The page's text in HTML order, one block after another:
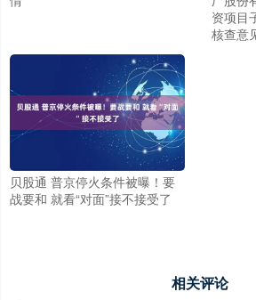
资项目
核查意
贝股通 普京停火条件被曝！要
战要和 就看“对面”接不接受了
相关评论